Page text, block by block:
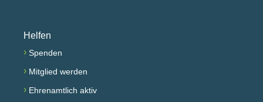
Helfen
› Spenden
› Mitglied werden
› Ehrenamtlich aktiv